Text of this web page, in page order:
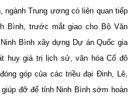
ngành Trung ương có liên quan tiếp
Bình, trước mắt giao cho Bộ Văn
Bình xây dựng Dự án Quốc gia
huy giá trị lịch sử, văn hóa Cố đô
góp của các triều đại Đinh, Lê,
đỡ để tỉnh Ninh Bình sớm hoàn